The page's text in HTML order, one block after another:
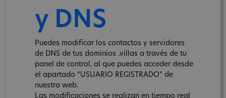
y DNS
Puedes modificar los contactos y servidores
de DNS de tus dominios .villas a través de tu
panel de control, al que puedes acceder desde
el apartado “USUARIO REGISTRADO” de
nuestra web.
Las modificaciones se realizan en tiempo real